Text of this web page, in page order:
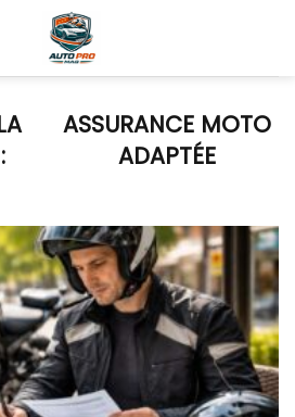
ASSURANCE MOTO
ADAPTÉE